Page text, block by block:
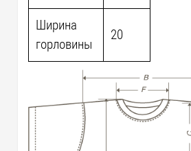
Ширина
горловины
20